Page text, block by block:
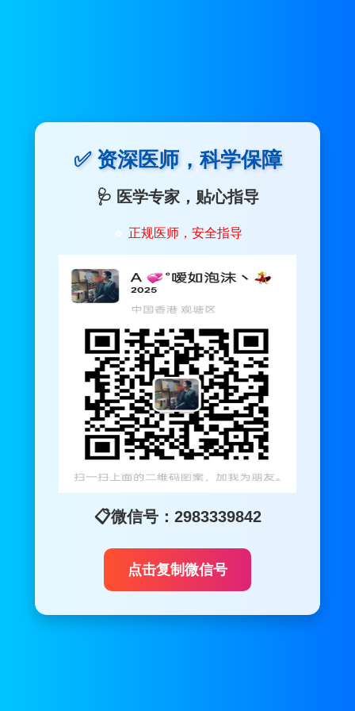
✅ 资深医师，科学保障
🩺 医学专家，贴心指导
🔹 正规医师，安全指导
📋微信号：2983339842
点击复制微信号